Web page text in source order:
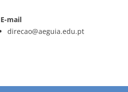
E-mail
direcao@aeguia.edu.pt